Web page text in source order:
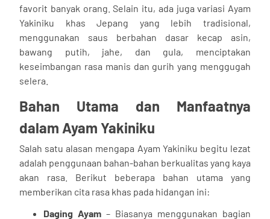
favorit banyak orang. Selain itu, ada juga variasi Ayam
Yakiniku khas Jepang yang lebih tradisional,
menggunakan saus berbahan dasar kecap asin,
bawang putih, jahe, dan gula, menciptakan
keseimbangan rasa manis dan gurih yang menggugah
selera.
Bahan Utama dan Manfaatnya
dalam Ayam Yakiniku
Salah satu alasan mengapa Ayam Yakiniku begitu lezat
adalah penggunaan bahan-bahan berkualitas yang kaya
akan rasa. Berikut beberapa bahan utama yang
memberikan cita rasa khas pada hidangan ini:
Daging Ayam – Biasanya menggunakan bagian